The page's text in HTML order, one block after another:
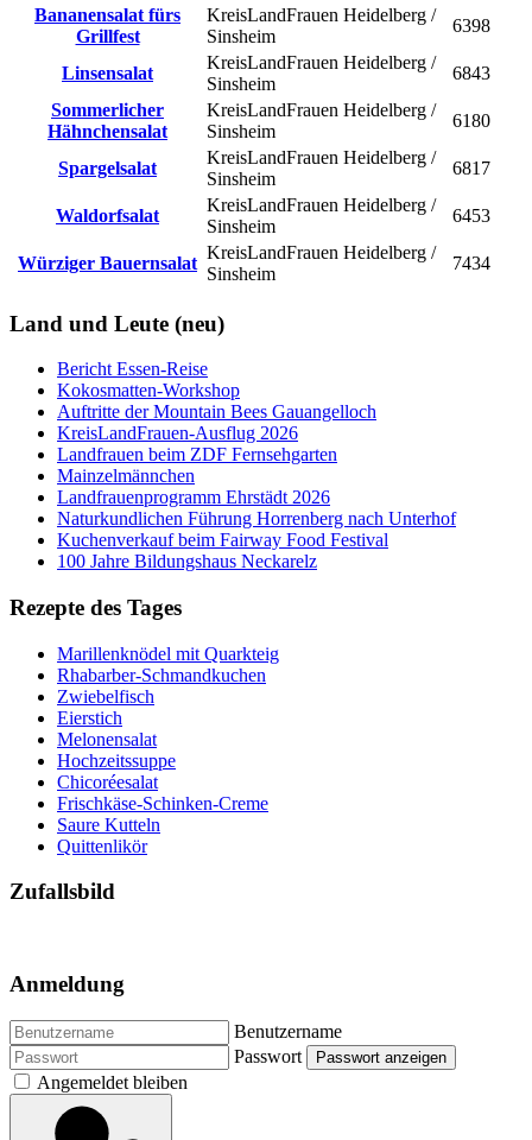
Bananensalat fürs
Grillfest
KreisLandFrauen Heidelberg /
Sinsheim
6398
Linsensalat
KreisLandFrauen Heidelberg /
Sinsheim
6843
Sommerlicher
Hähnchensalat
KreisLandFrauen Heidelberg /
Sinsheim
6180
Spargelsalat
KreisLandFrauen Heidelberg /
Sinsheim
6817
Waldorfsalat
KreisLandFrauen Heidelberg /
Sinsheim
6453
Würziger Bauernsalat
KreisLandFrauen Heidelberg /
Sinsheim
7434
Land und Leute (neu)
Bericht Essen-Reise
Kokosmatten-Workshop
Auftritte der Mountain Bees Gauangelloch
KreisLandFrauen-Ausflug 2026
Landfrauen beim ZDF Fernsehgarten
Mainzelmännchen
Landfrauenprogramm Ehrstädt 2026
Naturkundlichen Führung Horrenberg nach Unterhof
Kuchenverkauf beim Fairway Food Festival
100 Jahre Bildungshaus Neckarelz
Rezepte des Tages
Marillenknödel mit Quarkteig
Rhabarber-Schmandkuchen
Zwiebelfisch
Eierstich
Melonensalat
Hochzeitssuppe
Chicoréesalat
Frischkäse-Schinken-Creme
Saure Kutteln
Quittenlikör
Zufallsbild
Anmeldung
Benutzername
Passwort
Passwort anzeigen
Angemeldet bleiben